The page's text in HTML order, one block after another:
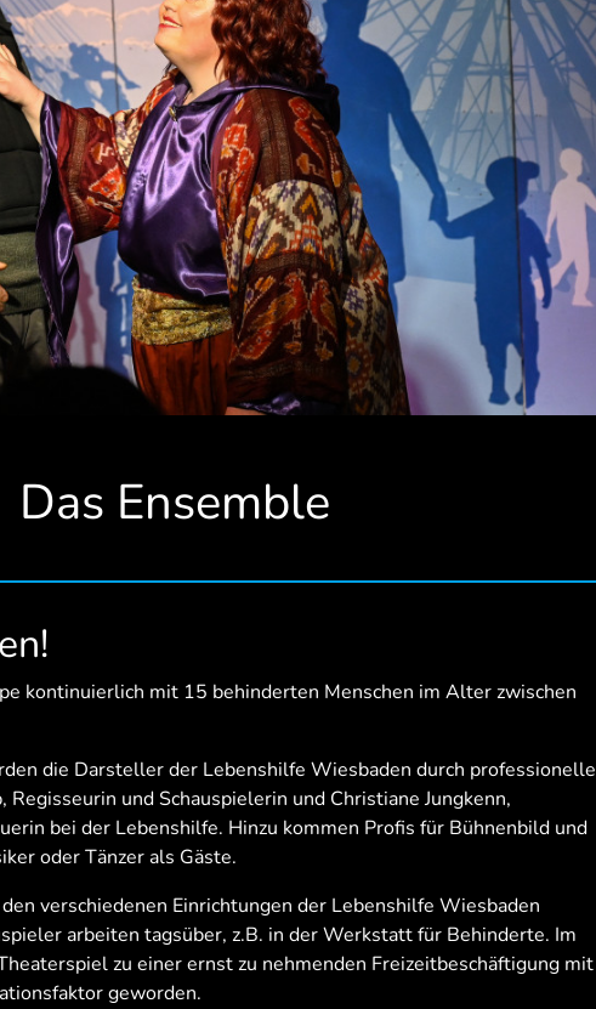
Das Ensemble
kontinuierlich mit 15 behinderten Menschen im Alter zwischen
die Darsteller der Lebenshilfe Wiesbaden durch professionelle
und Schauspielerin und Christiane Jungkenn,
bei der Lebenshilfe. Hinzu kommen Profis für Bühnenbild und
oder Tänzer als Gäste.
verschiedenen Einrichtungen der Lebenshilfe Wiesbaden
arbeiten tagsüber, z.B. in der Werkstatt für Behinderte. Im
zu einer ernst zu nehmenden Freizeitbeschäftigung mit
geworden.